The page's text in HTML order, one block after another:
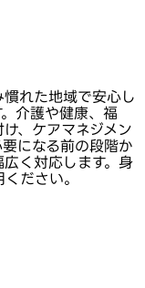
れた地域で安心し
介護や健康、福
、ケアマネジメン
になる前の段階か
く対応します。身
ださい。